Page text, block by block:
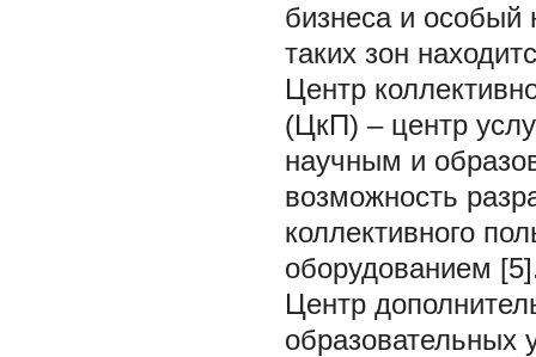
бизнеса и
таких зон
Центр
(ЦкП) – центр
научным и
возможность
коллективного
оборудованием
Центр
образовательных